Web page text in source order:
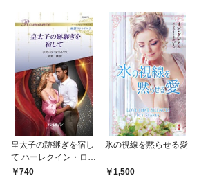
皇太子の跡継ぎを宿し
て ハーレクイン・ロマ
ンス～純潔のシンデレ
740
氷の視線を黙らせる愛
1,500